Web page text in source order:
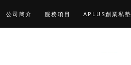
公司簡介 服務項目 APLUS創業私塾